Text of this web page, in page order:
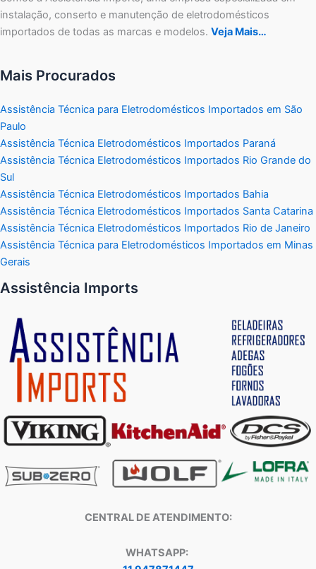
instalação, conserto e manutenção de eletrodomésticos
importados de todas as marcas e modelos. Veja Mais…
Mais Procurados
Assistência Técnica para Eletrodomésticos Importados em São
Paulo
Assistência Técnica Eletrodomésticos Importados Paraná
Assistência Técnica Eletrodomésticos Importados Rio Grande do
Sul
Assistência Técnica Eletrodomésticos Importados Bahia
Assistência Técnica Eletrodomésticos Importados Santa Catarina
Assistência Técnica Eletrodomésticos Importados Rio de Janeiro
Assistência Técnica para Eletrodomésticos Importados em Minas
Gerais
Assistência Imports
CENTRAL DE ATENDIMENTO:
WHATSAPP: